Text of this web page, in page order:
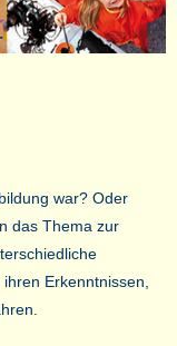
war? Oder
das Thema zur
Erkenntnissen,